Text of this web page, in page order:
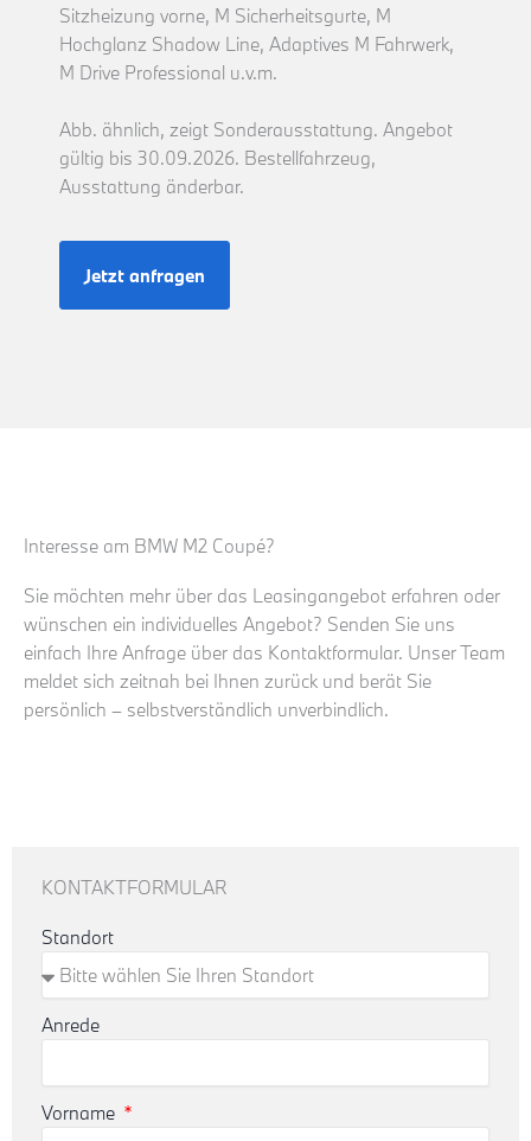
Sitzheizung vorne, M Sicherheitsgurte, M
Hochglanz Shadow Line, Adaptives M Fahrwerk,
M Drive Professional u.v.m.
Abb. ähnlich, zeigt Sonderausstattung. Angebot
gültig bis 30.09.2026. Bestellfahrzeug,
Ausstattung änderbar.
Jetzt anfragen
Interesse am BMW M2 Coupé?
Sie möchten mehr über das Leasingangebot erfahren oder
wünschen ein individuelles Angebot? Senden Sie uns
einfach Ihre Anfrage über das Kontaktformular. Unser Team
meldet sich zeitnah bei Ihnen zurück und berät Sie
persönlich – selbstverständlich unverbindlich.
KONTAKTFORMULAR
Standort
Anrede
Vorname